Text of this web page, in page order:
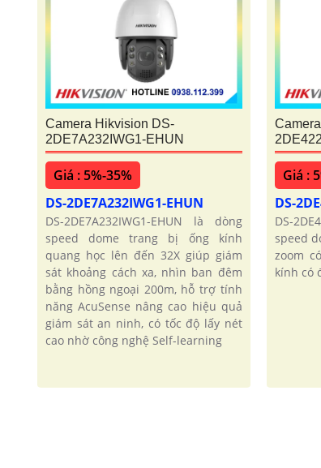
Camera Hikvision DS-
2DE7A232IWG1-EHUN
Giá : 5%-35%
DS-2DE7A232IWG1-EHUN
DS-2DE7A232IWG1-EHUN là dòng
speed dome trang bị ống kính
quang học lên đến 32X giúp giám
sát khoảng cách xa, nhìn ban đêm
bằng hồng ngoại 200m, hỗ trợ tính
năng AcuSense nâng cao hiệu quả
giám sát an ninh, có tốc độ lấy nét
cao nhờ công nghệ Self-learning
Giá :
DS-
DS-
speed
zoom
kính có